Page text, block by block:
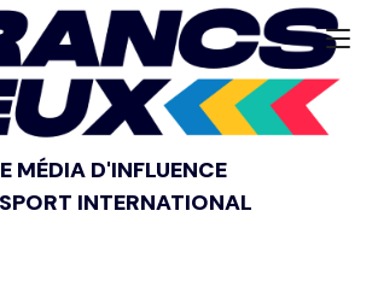
MÉDIA D'INFLUENCE
INTERNATIONAL